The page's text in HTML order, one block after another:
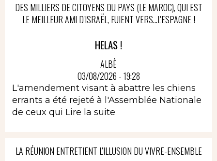
DES MILLIERS DE CITOYENS DU PAYS (LE MAROC), QUI EST
LE MEILLEUR AMI D'ISRAËL, FUIENT VERS...L'ESPAGNE !
HELAS !
ALBÈ
03/08/2026 - 19:28
L'amendement visant à abattre les chiens
errants a été rejeté à l'Assemblée Nationale
de ceux qui Lire la suite
LA RÉUNION ENTRETIENT L'ILLUSION DU VIVRE-ENSEMBLE